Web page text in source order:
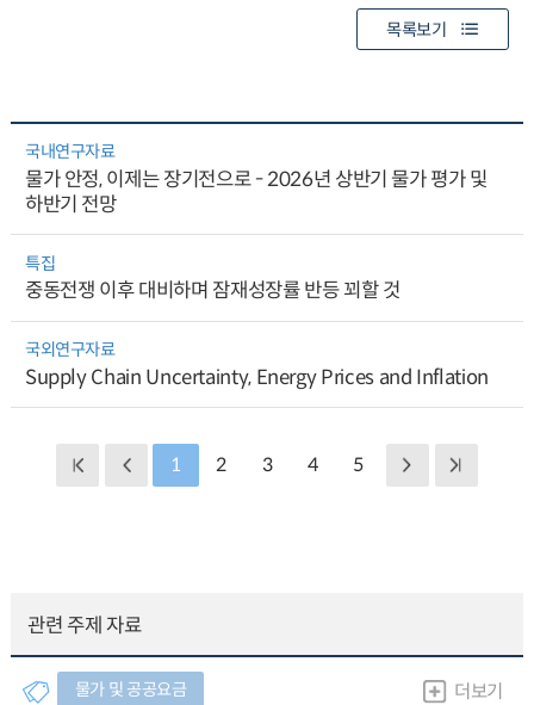
목록보기
국내연구자료
물가 안정, 이제는 장기전으로 - 2026년 상반기 물가 평가 및
하반기 전망
특집
중동전쟁 이후 대비하며 잠재성장률 반등 꾀할 것
국외연구자료
Supply Chain Uncertainty, Energy Prices and Inflation
1 2 3 4 5
관련 주제 자료
물가 및 공공요금 더보기